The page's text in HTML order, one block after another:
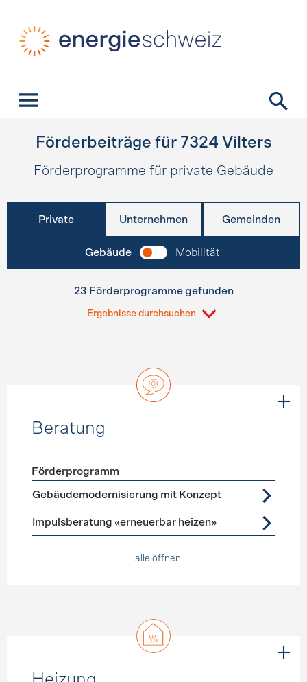
Förderbeiträge für 7324 Vilters
Förderprogramme für private Gebäude
Private Unternehmen Gemeinden
Gebäude Mobilität
23 Förderprogramme gefunden
Ergebnisse durchsuchen
Beratung
Förderprogramme Beratung
Förderprogramm
Gebäudemodernisierung mit Konzept
Impulsberatung «erneuerbar heizen»
+ alle öffnen